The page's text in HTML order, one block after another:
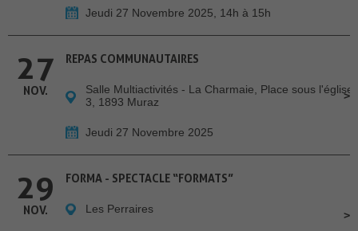
Jeudi 27 Novembre 2025, 14h à 15h
27
NOV.
REPAS COMMUNAUTAIRES
Salle Multiactivités - La Charmaie, Place sous l'église
3, 1893 Muraz
Jeudi 27 Novembre 2025
29
NOV.
FORMA - SPECTACLE “FORMATS”
Les Perraires